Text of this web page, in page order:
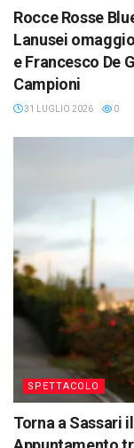
Rocce Rosse
Lanusei
e Francesco De
Campioni
31 LUGLIO 2026 0
SPETTACOLO
Torna a Sassari